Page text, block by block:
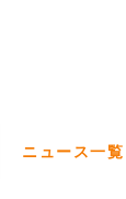
ニュース一覧